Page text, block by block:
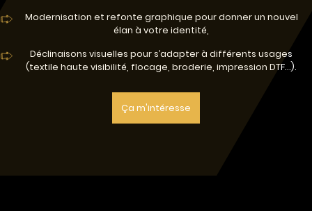
Modernisation et refonte graphique pour donner un nouvel
élan à votre identité,
Déclinaisons visuelles pour s’adapter à différents usages
(textile haute visibilité, flocage, broderie, impression DTF…).
Ça m'intéresse